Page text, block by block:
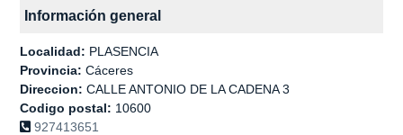
Información general
Localidad: PLASENCIA
Provincia: Cáceres
Direccion: CALLE ANTONIO DE LA CADENA 3
Codigo postal: 10600
927413651